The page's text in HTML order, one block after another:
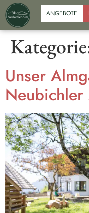
ANGEBOTE
Unser
Neubichler